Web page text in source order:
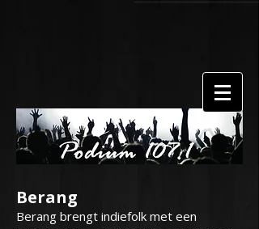
Berang
Berang brengt indiefolk met een